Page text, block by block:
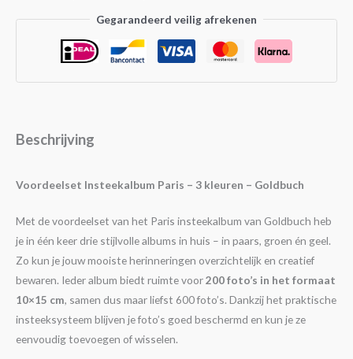
Gegarandeerd veilig afrekenen
Beschrijving
Voordeelset Insteekalbum Paris – 3 kleuren – Goldbuch
Met de voordeelset van het Paris insteekalbum van Goldbuch heb
je in één keer drie stijlvolle albums in huis – in paars, groen én geel.
Zo kun je jouw mooiste herinneringen overzichtelijk en creatief
bewaren. Ieder album biedt ruimte voor200 foto’s in het formaat
10×15 cm, samen dus maar liefst 600 foto’s. Dankzij het praktische
insteeksysteem blijven je foto’s goed beschermd en kun je ze
eenvoudig toevoegen of wisselen.